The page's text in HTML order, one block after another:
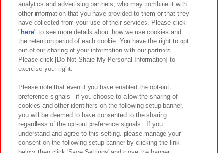
関連会社 サステナビリティ サイトポリシー
プライバシーポリシー ウェブアクセシビリティ方針と検証結果
お取引先さまとともに
カスタマーハラスメント対応方針 よくあるご質問・お問い合わせ
analytics and advertising partners, who may combine it with
other information that you have provided to them or that they
have collected from your use of their services. Please click
" here" to see more details about how we use cookies and
the retention period of each cookie. You have the right to opt
out of our sharing of your information with our partners.
Please click [Do Not Share My Personal Information] to
exercise your right.
Please note that even if you have enabled the opt-out
preference signals , if you choose to allow the sharing of
cookies and other identifiers on the following setup banner,
you will be deemed to have consented to the sharing
regardless of the opt-out preference signals . If you
understand and agree to this setting, please manage your
consent on the following setup banner by clicking the link